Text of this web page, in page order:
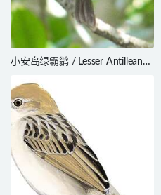
小安岛绿霸鹟 / Lesser Antillean